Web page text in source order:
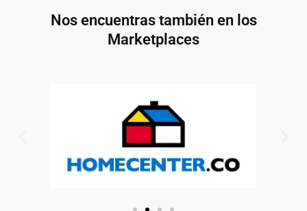
Nos encuentras también en los
Marketplaces